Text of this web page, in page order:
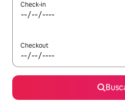
Check-in
Checkout